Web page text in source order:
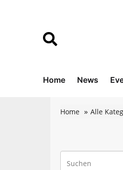
Home News
Home Alle